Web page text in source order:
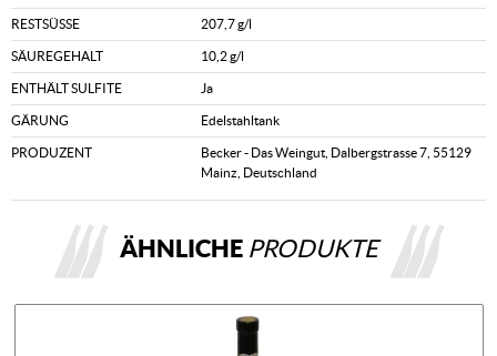
RESTSÜSSE 207,7 g/l
SÄUREGEHALT 10,2 g/l
ENTHÄLT SULFITE Ja
GÄRUNG Edelstahltank
PRODUZENT
Becker - Das Weingut, Dalbergstrasse 7, 55129
Mainz, Deutschland
ÄHNLICHE PRODUKTE